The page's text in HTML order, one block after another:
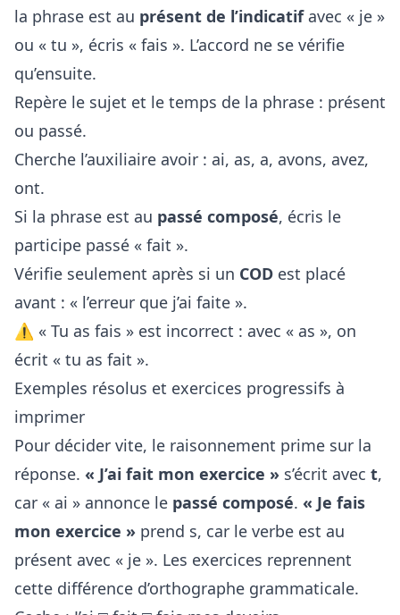
la phrase est au présent de l’indicatifavec « je »
ou « tu », écris « fais ». L’accord ne se vérifie
qu’ensuite.
Repère le sujet et le temps de la phrase : présent
ou passé.
Cherche l’auxiliaire avoir : ai, as, a, avons, avez,
ont.
Si la phrase est au passé composé, écris le
participe passé « fait ».
Vérifie seulement après si un COD est placé
avant : « l’erreur que j’ai faite ».
⚠️ « Tu as fais » est incorrect : avec « as », on
écrit « tu as fait ».
Exemples résolus et exercices progressifs à
imprimer
Pour décider vite, le raisonnement prime sur la
réponse. « J’ai fait mon exercice » s’écrit avec t,
car « ai » annonce le passé composé. « Je fais
mon exercice » prend s, car le verbe est au
présent avec « je ». Les exercices reprennent
cette différence d’orthographe grammaticale.